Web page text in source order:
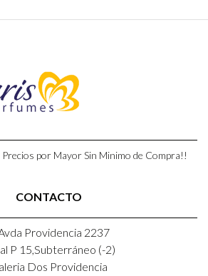
por Mayor Sin Minimo de Compra!!
CONTACTO
Providencia 2237
P 15,Subterráneo (-2)
Dos Providencia